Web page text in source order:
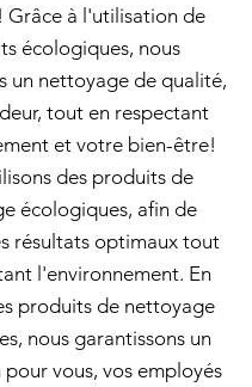
Grâce à l'utilisation de
écologiques, nous
un nettoyage de qualité,
tout en respectant
et votre bien-être!
des produits de
écologiques, afin de
résultats optimaux tout
l'environnement. En
produits de nettoyage
nous garantissons un
pour vous, vos employés